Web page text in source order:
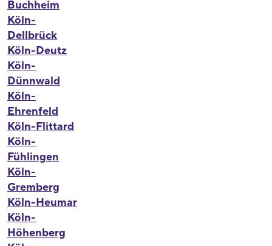
Buchheim
Köln-
Dellbrück
Köln-Deutz
Köln-
Dünnwald
Köln-
Ehrenfeld
Köln-Flittard
Köln-
Fühlingen
Köln-
Gremberg
Köln-Heumar
Köln-
Höhenberg